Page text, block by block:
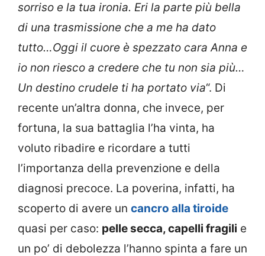
sorriso e la tua ironia. Eri la parte più bella
di una trasmissione che a me ha dato
tutto…Oggi il cuore è spezzato cara Anna e
io non riesco a credere che tu non sia più…
Un destino crudele ti ha portato via“. Di
recente un’altra donna, che invece, per
fortuna, la sua battaglia l’ha vinta, ha
voluto ribadire e ricordare a tutti
l’importanza della prevenzione e della
diagnosi precoce. La poverina, infatti, ha
scoperto di avere un cancro alla tiroide
quasi per caso: pelle secca, capelli fragili e
un po’ di debolezza l’hanno spinta a fare un